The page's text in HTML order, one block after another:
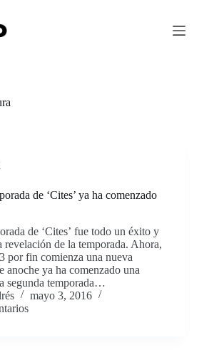
de ‘Cites’ ya ha comenzado
de ‘Cites’ fue todo un éxito y
revelación de la temporada. Ahora,
por fin comienza una nueva
anoche ya ha comenzado una
segunda temporada…
mayo 3, 2016